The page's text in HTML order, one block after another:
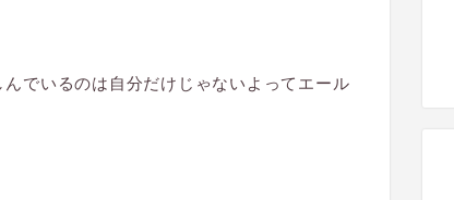
でいるのは自分だけじゃないよって エール